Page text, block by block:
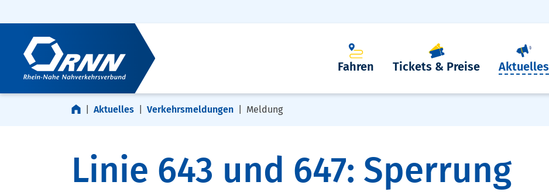
Fahren Tickets & Preise Aktuelles
Aktuelles Verkehrsmeldungen Meldung
Linie 643 und 647: Sperrung